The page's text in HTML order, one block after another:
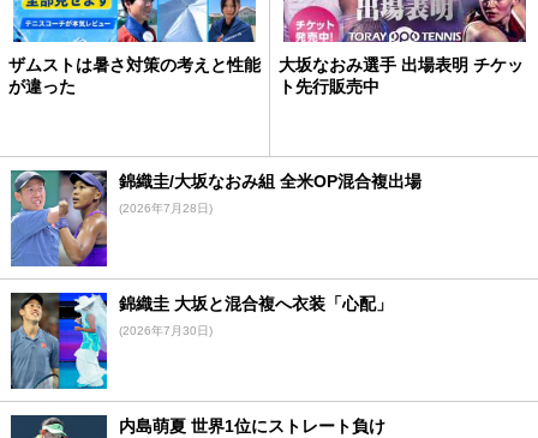
ザムストは暑さ対策の考えと性能
が違った
大坂なおみ選手 出場表明 チケッ
ト先行販売中
錦織圭/大坂なおみ組 全米OP混合複出場
(2026年7月28日)
錦織圭 大坂と混合複へ衣装「心配」
(2026年7月30日)
内島萌夏 世界1位にストレート負け